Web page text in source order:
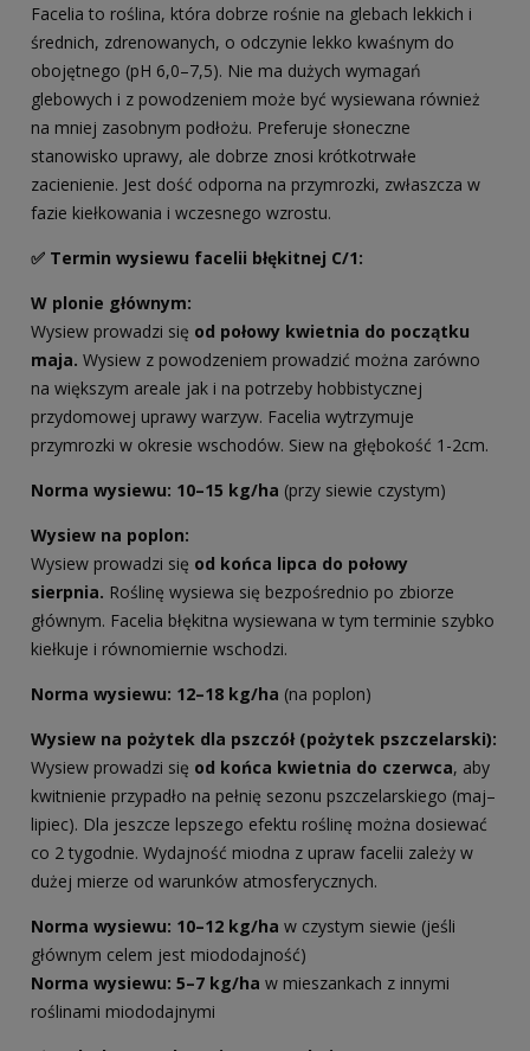
Facelia to roślina, która dobrze rośnie na glebach lekkich i
średnich, zdrenowanych, o odczynie lekko kwaśnym do
obojętnego (pH 6,0–7,5). Nie ma dużych wymagań
glebowych i z powodzeniem może być wysiewana również
na mniej zasobnym podłożu. Preferuje słoneczne
stanowisko uprawy, ale dobrze znosi krótkotrwałe
zacienienie. Jest dość odporna na przymrozki, zwłaszcza w
fazie kiełkowania i wczesnego wzrostu.
✅ Termin wysiewu facelii błękitnej C/1:
W plonie głównym:
Wysiew prowadzi się od połowy kwietnia do początku
maja. Wysiew z powodzeniem prowadzić można zarówno
na większym areale jak i na potrzeby hobbistycznej
przydomowej uprawy warzyw. Facelia wytrzymuje
przymrozki w okresie wschodów. Siew na głębokość 1-2cm.
Norma wysiewu: 10–15 kg/ha (przy siewie czystym)
Wysiew na poplon:
Wysiew prowadzi się od końca lipca do połowy
sierpnia. Roślinę wysiewa się bezpośrednio po zbiorze
głównym. Facelia błękitna wysiewana w tym terminie szybko
kiełkuje i równomiernie wschodzi.
Norma wysiewu: 12–18 kg/ha (na poplon)
Wysiew na pożytek dla pszczół (pożytek pszczelarski):
Wysiew prowadzi się od końca kwietnia do czerwca, aby
kwitnienie przypadło na pełnię sezonu pszczelarskiego (maj–
lipiec). Dla jeszcze lepszego efektu roślinę można dosiewać
co 2 tygodnie. Wydajność miodna z upraw facelii zależy w
dużej mierze od warunków atmosferycznych.
Norma wysiewu: 10–12 kg/ha w czystym siewie (jeśli
głównym celem jest miododajność)
Norma wysiewu: 5–7 kg/ha w mieszankach z innymi
roślinami miododajnymi